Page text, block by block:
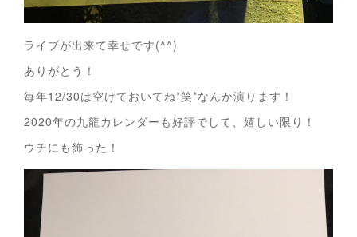
ライブが出来て幸せです(^^)
ありがとう！
毎年12/30は空けておいてね*笑*なんか演ります！
2020年の九龍カレンダーも好評でして、嬉しい限り！
ウチにも飾った！